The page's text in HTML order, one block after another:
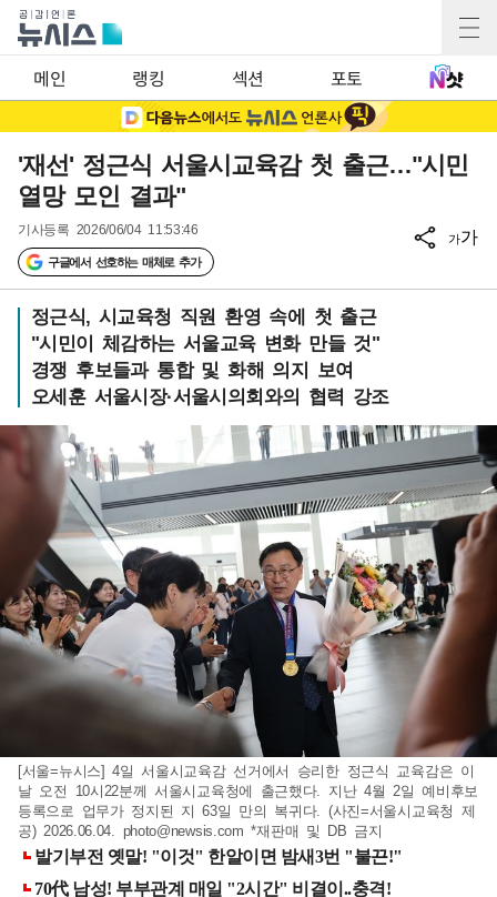
메인 랭킹 섹션 포토
'재선' 정근식 서울시교육감 첫 출근…"시민
열망 모인 결과"
기사등록 2026/06/04 11:53:46
구글에서 선호하는 매체로 추가
가가
정근식, 시교육청 직원 환영 속에 첫 출근
"시민이 체감하는 서울교육 변화 만들 것"
경쟁 후보들과 통합 및 화해 의지 보여
오세훈 서울시장·서울시의회와의 협력 강조
[서울=뉴시스] 4일 서울시교육감 선거에서 승리한 정근식 교육감은 이
날 오전 10시22분께 서울시교육청에 출근했다. 지난 4월 2일 예비후보
등록으로 업무가 정지된 지 63일 만의 복귀다. (사진=서울시교육청 제
공) 2026.06.04. photo@newsis.com *재판매 및 DB 금지